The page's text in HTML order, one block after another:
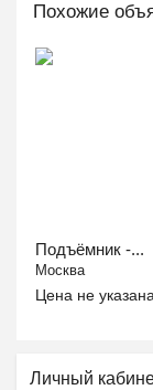
Похожие
Подъёмник -...
Москва
Цена не
Личный